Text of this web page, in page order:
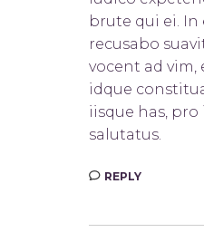
brute qui ei. In
recusabo
vocent ad vim,
idque
iisque has,
salutatus.
REPLY